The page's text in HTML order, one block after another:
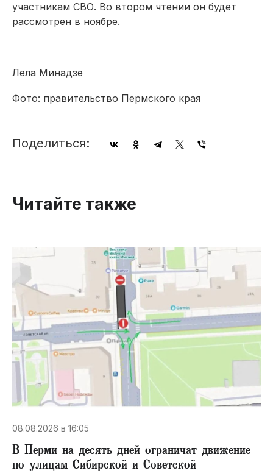
участникам СВО. Во втором чтении он будет
рассмотрен в ноябре.
Лела Минадзе
Фото: правительство Пермского края
Поделиться:
Читайте также
08.08.2026 в 16:05
В Перми на десять дней ограничат движение
по улицам Сибирской и Советской